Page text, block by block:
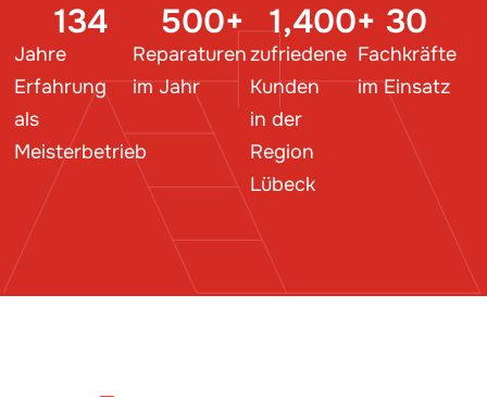
Jahre
Erfahrung
als
Meisterbetrieb
134
Reparaturen
im Jahr
500+
zufriedene
Kunden
in der
Region
Lübeck
1,400+
Fachkräfte
im Einsatz
30